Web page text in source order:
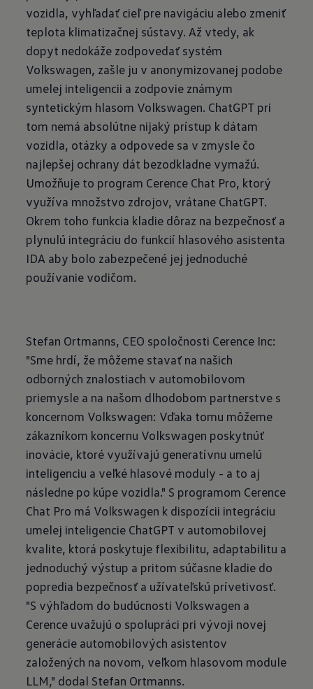
vozidla, vyhľadať cieľ pre navigáciu alebo zmeniť
teplota klimatizačnej sústavy. Až vtedy, ak
dopyt nedokáže zodpovedať systém
Volkswagen, zašle ju v anonymizovanej podobe
umelej inteligencii a zodpovie známym
syntetickým hlasom Volkswagen. ChatGPT pri
tom nemá absolútne nijaký prístup k dátam
vozidla, otázky a odpovede sa v zmysle čo
najlepšej ochrany dát bezodkladne vymažú.
Umožňuje to program Cerence Chat Pro, ktorý
využíva množstvo zdrojov, vrátane ChatGPT.
Okrem toho funkcia kladie dôraz na bezpečnosť a
plynulú integráciu do funkcií hlasového asistenta
IDA aby bolo zabezpečené jej jednoduché
používanie vodičom.
Stefan Ortmanns, CEO spoločnosti Cerence Inc:
"Sme hrdí, že môžeme stavať na našich
odborných znalostiach v automobilovom
priemysle a na našom dlhodobom partnerstve s
koncernom Volkswagen: Vďaka tomu môžeme
zákazníkom koncernu Volkswagen poskytnúť
inovácie, ktoré využívajú generatívnu umelú
inteligenciu a veľké hlasové moduly - a to aj
následne po kúpe vozidla." S programom Cerence
Chat Pro má Volkswagen k dispozícii integráciu
umelej inteligencie ChatGPT v automobilovej
kvalite, ktorá poskytuje flexibilitu, adaptabilitu a
jednoduchý výstup a pritom súčasne kladie do
popredia bezpečnosť a užívateľskú prívetivosť.
"S výhľadom do budúcnosti Volkswagen a
Cerence uvažujú o spolupráci pri vývoji novej
generácie automobilových asistentov
založených na novom, veľkom hlasovom module
LLM," dodal Stefan Ortmanns.